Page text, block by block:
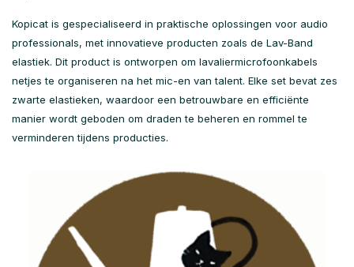
Kopicat is gespecialiseerd in praktische oplossingen voor audio
professionals, met innovatieve producten zoals de Lav-Band
elastiek. Dit product is ontworpen om lavaliermicrofoonkabels
netjes te organiseren na het mic-en van talent. Elke set bevat zes
zwarte elastieken, waardoor een betrouwbare en efficiënte
manier wordt geboden om draden te beheren en rommel te
verminderen tijdens producties.